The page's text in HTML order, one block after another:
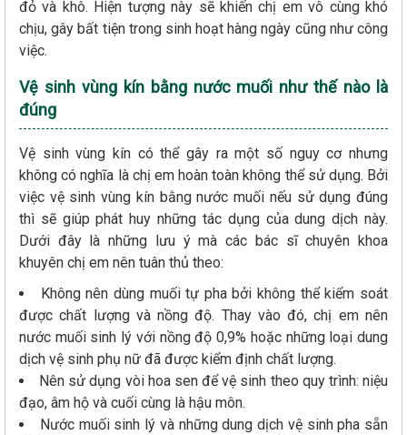
đỏ và khô. Hiện tượng này sẽ khiến chị em vô cùng khó
chịu, gây bất tiện trong sinh hoạt hàng ngày cũng như công
việc.
Vệ sinh vùng kín bằng nước muối như thế nào là
đúng
Vệ sinh vùng kín có thể gây ra một số nguy cơ nhưng
không có nghĩa là chị em hoàn toàn không thể sử dụng. Bởi
việc vệ sinh vùng kín bằng nước muối nếu sử dụng đúng
thì sẽ giúp phát huy những tác dụng của dung dịch này.
Dưới đây là những lưu ý mà các bác sĩ chuyên khoa
khuyên chị em nên tuân thủ theo:
Không nên dùng muối tự pha bởi không thể kiểm soát
được chất lượng và nồng độ. Thay vào đó, chị em nên
nước muối sinh lý với nồng độ 0,9% hoặc những loại dung
dịch vệ sinh phụ nữ đã được kiểm định chất lượng.
Nên sử dụng vòi hoa sen để vệ sinh theo quy trình: niệu
đạo, âm hộ và cuối cùng là hậu môn.
Nước muối sinh lý và những dung dịch vệ sinh pha sẵn